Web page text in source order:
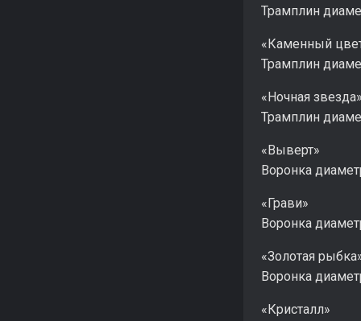
Трамплин
«Каменный
Трамплин
«Ночная
Трамплин
«Выверт»
Воронка
«Грави»
Воронка
«Золотая
Воронка
«Кристалл»